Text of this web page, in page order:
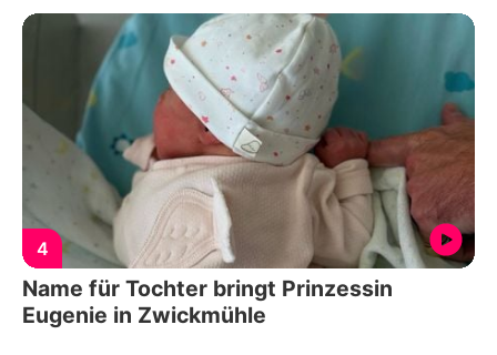
4
Name für Tochter bringt Prinzessin
Eugenie in Zwickmühle